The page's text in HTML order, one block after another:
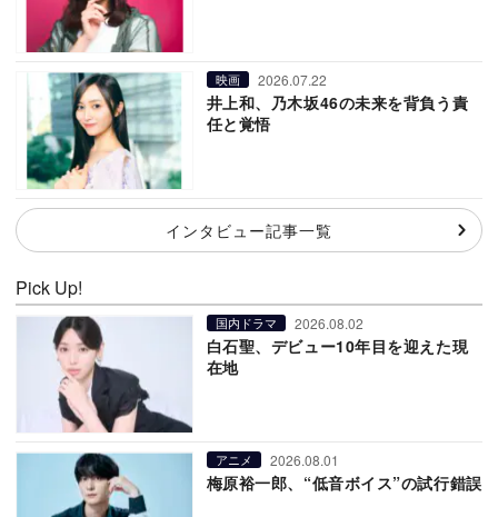
映画 2026.07.22
井上和、乃木坂46の未来を背負う責
任と覚悟
インタビュー記事一覧
Pick Up!
国内ドラマ 2026.08.02
白石聖、デビュー10年目を迎えた現
在地
アニメ 2026.08.01
梅原裕一郎、“低音ボイス”の試行錯誤